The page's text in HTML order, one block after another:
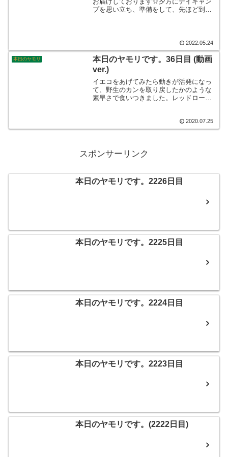
プを思い立ち、準備をして、先ほど到着
んね。そんなこんなで、本日のヤモリで
す。
2022.05.24
本日のヤモリ
本日のヤモリです。36日目 (動画
ver.)
イエコをあげてみたら動きが活発になっ
て、野生のカンを取り戻したかのような
素早さで食いつきました。レッドローチ
2020.07.25
スポンサーリンク
本日のヤモリです。2226日目
本日のヤモリです。2225日目
本日のヤモリです。2224日目
本日のヤモリです。2223日目
本日のヤモリです。(2222日目)